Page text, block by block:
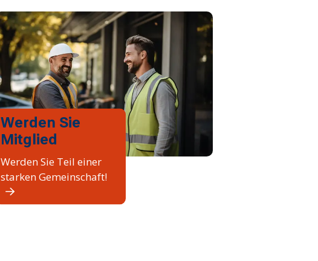
Werden Sie
Mitglied
Werden Sie Teil einer
starken Gemeinschaft!